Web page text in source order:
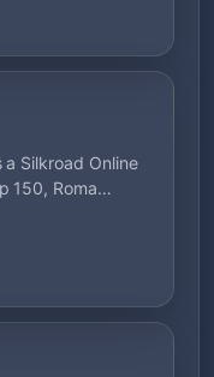
a Silkroad Online
150, Roma…